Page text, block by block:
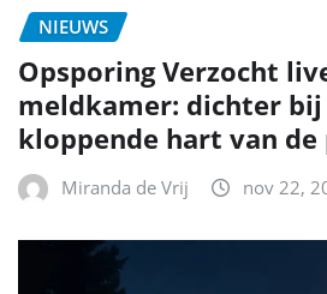
NIEUWS
Opsporing Verzocht
meldkamer: dichter
kloppende hart van
Miranda de Vrij nov 22,